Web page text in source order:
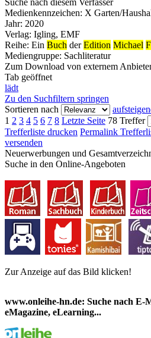
Suche nach diesem Verfasser
Medienkennzeichen: X Garten/
Jahr: 2020
Verlag: Igling, EMF
Reihe: Ein Buch derEdition Michael
Mediengruppe: Sachliteratur
Zum Download von externem
Tab geöffnet
lädt
Zu den Suchfiltern springen
Sortieren nach
1 2 3 4 5 6 7 8 Letzte Seite 78 Treffer
Trefferliste drucken Permalink
versenden
Neuerwerbungen und
Zur Anzeige auf das Bild klicken!
Suche in den Online-Angeboten
www.onleihe-hn.de: Suche nach E-
eMagazine, eLearning...